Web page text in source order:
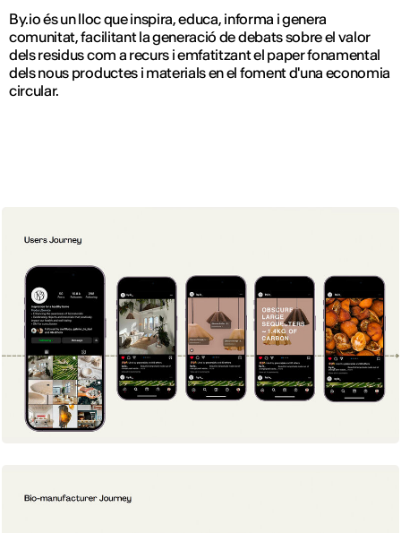
By.io és un lloc que inspira, educa, informa i genera
comunitat, facilitant la generació de debats sobre el valor
dels residus com a recurs i emfatitzant el paper fonamental
dels nous productes i materials en el foment d'una economia
circular.